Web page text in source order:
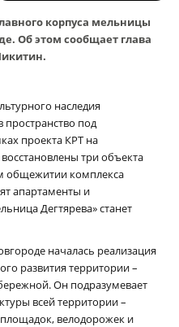
корпуса мельницы
Об этом сообщает глава
наследия
пространство под
проекта КРТ на
три объекта
общежитии комплекса
апартаменты и
Дегтярева» станет
началась реализация
развития территории –
Он подразумевает
всей территории –
велодорожек и